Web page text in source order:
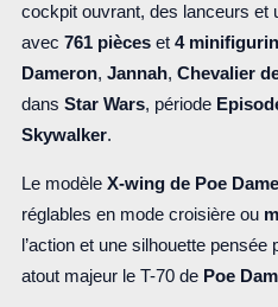
cockpit ouvrant, des lanceurs et
avec 761 pièceset 4
Dameron, Jannah, Chevalier
dans Star Wars, période
Skywalker.
Le modèle X-wing de Poe
réglables en mode croisière ou
l’action et une silhouette
atout majeur le T-70 de Poe